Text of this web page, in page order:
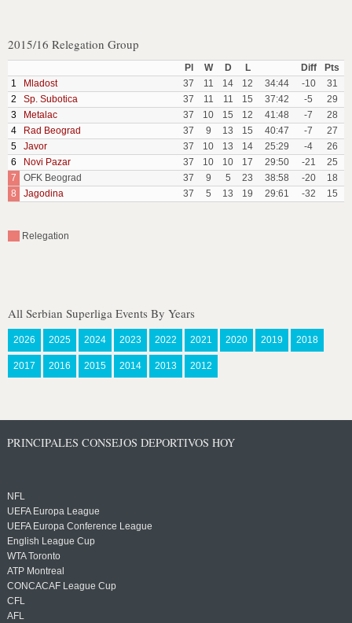
2015/16 Relegation Group
Pl W D L Diff
Pts
1
Mladost 37 11 14 12 34:44 -10
31
2
Sp. Subotica 37 11 11 15 37:42 -5
29
3
Metalac 37 10 15 12 41:48 -7
28
4
Rad Beograd 37 9 13 15 40:47 -7
27
5
Javor 37 10 13 14 25:29 -4
26
6
Novi Pazar 37 10 10 17 29:50 -21
25
7
OFK Beograd 37 9 5 23 38:58 -20
18
8
Jagodina 37 5 13 19 29:61 -32 15
Relegation
All Serbian Superliga Events By Years
2026 2025 2024 2023 2022 2021 2020 2019 2018
2017 2016 2015 2014 2013 2012
PRINCIPALES CONSEJOS DEPORTIVOS HOY
NFL
UEFA Europa League
UEFA Europa Conference League
English League Cup
WTA Toronto
ATP Montreal
CONCACAF League Cup
CFL
AFL